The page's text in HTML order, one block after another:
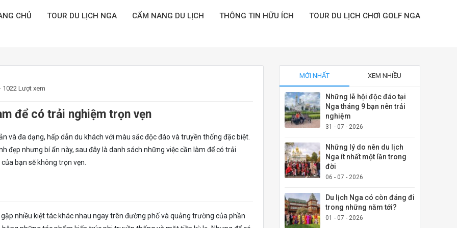
CHỦ TOUR DU LỊCH NGA CẨM NANG DU LỊCH THÔNG TIN HỮU ÍCH TOUR DU LỊCH CHƠI GOLF NGA
1022 Lượt xem
để có trải nghiệm trọn vẹn
và đa dạng, hấp dẫn du khách với màu sắc độc đáo và truyền thống đặc biệt.
đẹp nhưng bí ẩn này, sau đây là danh sách những việc cần làm để có trải
bạn sẽ không trọn vẹn.
nhiều kiệt tác khác nhau ngay trên đường phố và quảng trường của phần
MỚI NHẤT XEM NHIỀU
Những lễ hội độc đáo tại
Nga tháng 9 bạn nên trải
nghiệm
31 - 07 - 2026
Những lý do nên du lịch
Nga ít nhất một lần trong
đời
06 - 07 - 2026
Du lịch Nga có còn đáng đi
trong những năm tới?
01 - 07 - 2026